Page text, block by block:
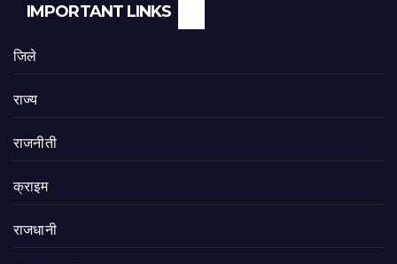
IMPORTANT LINKS
जिले
राज्य
राजनीती
क्राइम
राजधानी